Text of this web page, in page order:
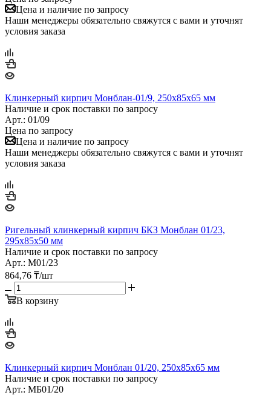
Цена и наличие по запросу
Наши менеджеры обязательно свяжутся с вами и уточнят
условия заказа
Клинкерный кирпич Монблан-01/9, 250х85х65 мм
Наличие и срок поставки по запросу
Арт.: 01/09
Цена по запросу
Цена и наличие по запросу
Наши менеджеры обязательно свяжутся с вами и уточнят
условия заказа
Ригельный клинкерный кирпич БКЗ Монблан 01/23,
295х85х50 мм
Наличие и срок поставки по запросу
Арт.: М01/23
864,76 ₸/шт
В корзину
Клинкерный кирпич Монблан 01/20, 250х85х65 мм
Наличие и срок поставки по запросу
Арт.: МБ01/20